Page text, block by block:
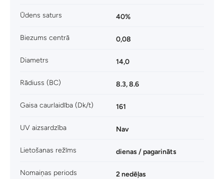
Ūdens saturs 40%
Biezums centrā 0,08
Diametrs 14,0
Rādiuss (BC) 8.3, 8.6
Gaisa caurlaidība (Dk/t) 161
UV aizsardzība Nav
Lietošanas režīms dienas / pagarināts
Nomaiņas periods 2 nedēļas